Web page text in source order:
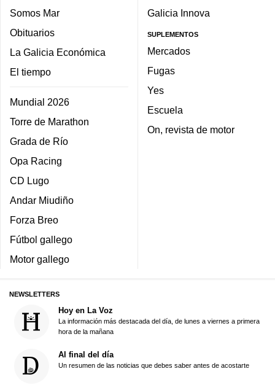
Somos Mar
Obituarios
La Galicia Económica
El tiempo
Mundial 2026
Torre de Marathon
Grada de Río
Opa Racing
CD Lugo
Andar Miudiño
Forza Breo
Fútbol gallego
Motor gallego
Galicia Innova
SUPLEMENTOS
Mercados
Fugas
Yes
Escuela
On, revista de motor
NEWSLETTERS
Hoy en La Voz
La información más destacada del día, de lunes a viernes a primera
hora de la mañana
Al final del día
Un resumen de las noticias que debes saber antes de acostarte